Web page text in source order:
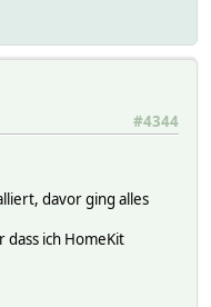
#4344
davor ging alles
dass ich HomeKit